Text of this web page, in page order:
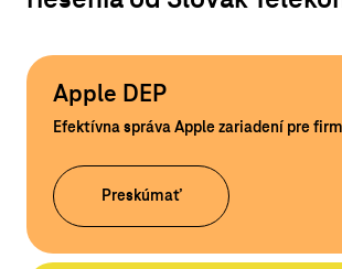
Apple DEP
Efektívna správa Apple zariadení pre
Preskúmať